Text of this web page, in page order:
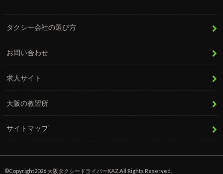
タクシー会社の選び方
お問い合わせ
求人サイト
大阪の教習所
サイトマップ
©Copyright2026大阪タクシードライバーKAZ.All Rights Reserved.